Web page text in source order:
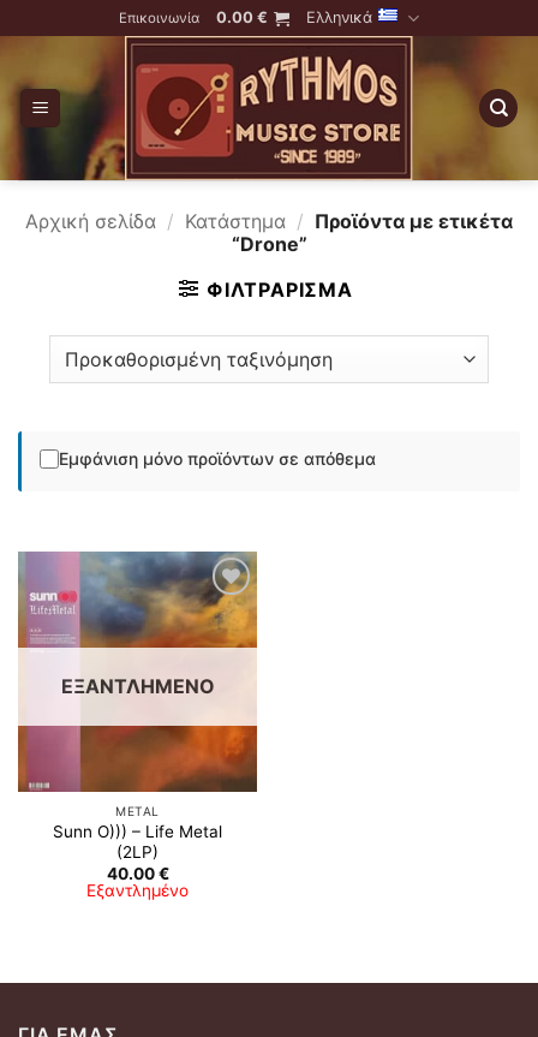
to
Επικοινωνία 0.00 € Ελληνικά
Αρχική σελίδα / Κατάστημα / Προϊόντα με ετικέτα
“Drone”
ΦΙΛΤΡΆΡΙΣΜΑ
Εμφάνιση μόνο προϊόντων σε απόθεμα
Προσθήκη
στη λίστα
επιθυμιών
ΕΞΑΝΤΛΗΜΈΝΟ
METAL
Sunn O))) – Life Metal
(2LP)
40.00€
Εξαντλημένο